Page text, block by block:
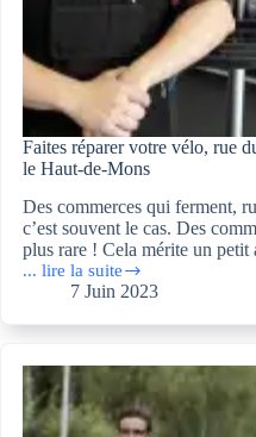
Faites réparer votre vélo, rue
le Haut-de-Mons
Des commerces qui ferment,
c’est souvent le cas. Des
plus rare ! Cela mérite un petit
... lire la suite
Faites
réparer
du
général-
de-
7 Juin 2023